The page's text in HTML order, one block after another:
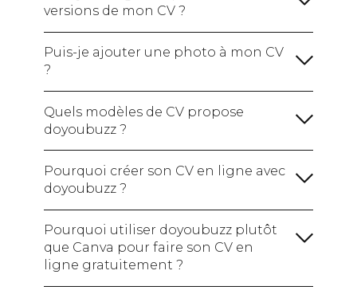
Je crée mon CV gratuitement !
Une section sur vos études et vos
formations :
Une rubrique sur vos compétences :
(hard skills / soft skills /
logiciels maîtrisés)
Ajoutez également vos
Une section sur vos centres d'intérêt :
votre CV en ligne avec un site
web à votre nom.
versions de mon CV ?
Avec la formule gratuite :
Avec les formules payantes :
Créer mon CV en ligne
Puis-je ajouter une photo à mon CV
?
Quels modèles de CV propose
doyoubuzz ?
Pourquoi créer son CV en ligne avec
doyoubuzz ?
Pourquoi utiliser doyoubuzz plutôt
que Canva pour faire son CV en
ligne gratuitement ?